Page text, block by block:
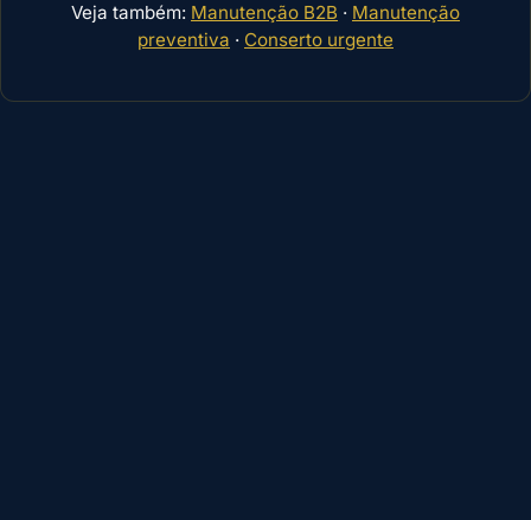
Veja também: Manutenção B2B · Manutenção
preventiva · Conserto urgente